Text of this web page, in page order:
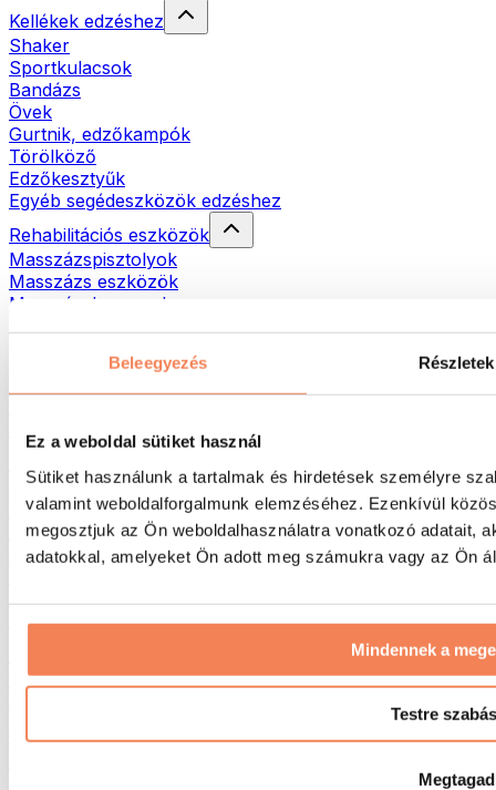
Beleegyezés Részletek
Ez a weboldal sütiket használ
Sütiket használunk a tartalmak és hirdetések személyre
valamint weboldalforgalmunk elemzéséhez. Ezenkívül
megosztjuk az Ön weboldalhasználatra vonatkozó adatait,
adatokkal, amelyeket Ön adott meg számukra vagy az Ön
Mindennek a
Testre szabás
Megtagad
Kellékek edzéshez
Shaker
Sportkulacsok
Bandázs
Övek
Gurtnik, edzőkampók
Törölköző
Edzőkesztyűk
Egyéb segédeszközök edzéshez
Rehabilitációs eszközök
Masszázspisztolyok
Masszázs eszközök
Masszázshengerek
Táskák & hátizsákok
Hátizsákok
Futás
Küzdősportok
Kerékpározás
Jóga és pilates
Úszás
Túrázás
Vörösfény-terápia
Öko háztartás